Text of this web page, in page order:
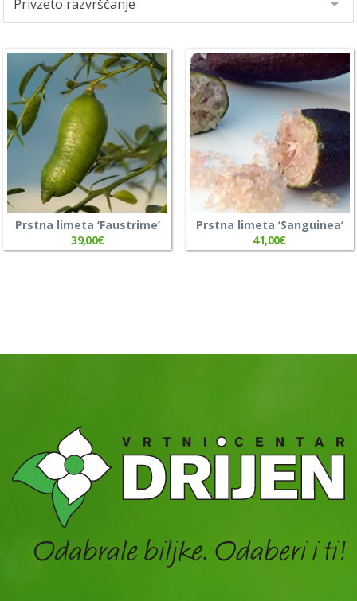
Prstna limeta ‘Faustrime’
39,00€
Prstna limeta ‘Sanguinea’
41,00€